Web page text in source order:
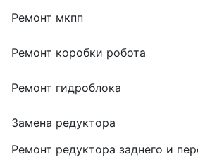
Ремонт мкпп
Ремонт коробки робота
Ремонт гидроблока
Замена редуктора
Ремонт редуктора заднего и